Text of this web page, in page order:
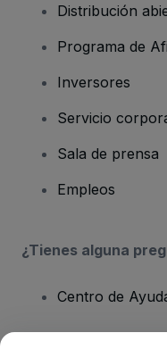
Distribución
Programa de
Inversores
Servicio
Sala de prensa
Empleos
¿Tienes alguna
Centro de